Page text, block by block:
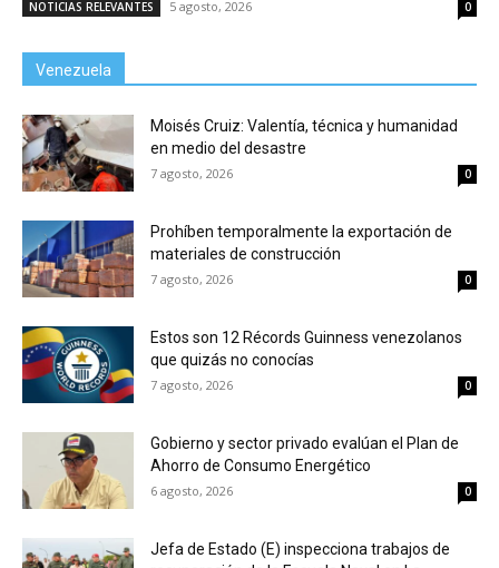
NOTICIAS RELEVANTES 5 agosto, 2026 0
Venezuela
Moisés Cruiz: Valentía, técnica y humanidad
en medio del desastre
7 agosto, 2026 0
Prohíben temporalmente la exportación de
materiales de construcción
7 agosto, 2026 0
Estos son 12 Récords Guinness venezolanos
que quizás no conocías
7 agosto, 2026 0
Gobierno y sector privado evalúan el Plan de
Ahorro de Consumo Energético
6 agosto, 2026 0
Jefa de Estado (E) inspecciona trabajos de